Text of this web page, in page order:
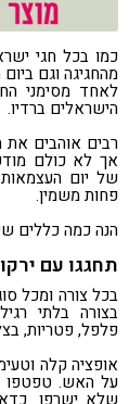
כמו בכל חגי
מהחגיגה וגם
לאחד מסימני
הישראלים ברדיו.
רבים אוהבים את
אך לא כולם
של יום
פחות משמין.
הנה כמה כללים
תחגגו עם
בכל צורה ומכל
בצורה בלתי
פלפל, פטריות,
אופציה קלה
על האש. טפטפו